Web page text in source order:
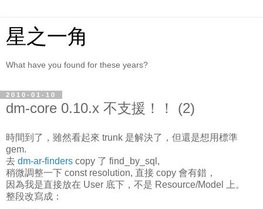
星之一角
What have you found for these years?
2010-01-10
dm-core 0.10.x 不支援！！ (2)
時間到了，雖然看起來 trunk 是解決了，但還是想用標準
gem.
去 dm-ar-finders copy 了 find_by_sql,
稍微調整一下 const resolution, 直接 copy 會有錯，
因為我是直接放在 User 底下，不是 Resource/Model 上。
整段改寫成：